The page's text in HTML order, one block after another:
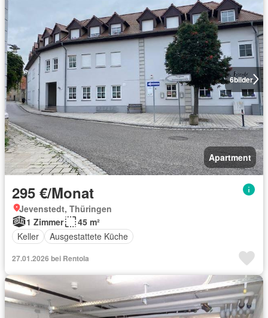
6bilder
Apartment
295 €/Monat
Jevenstedt, Thüringen
1 Zimmer
45 m²
Keller
Ausgestattete Küche
27.01.2026 bei Rentola